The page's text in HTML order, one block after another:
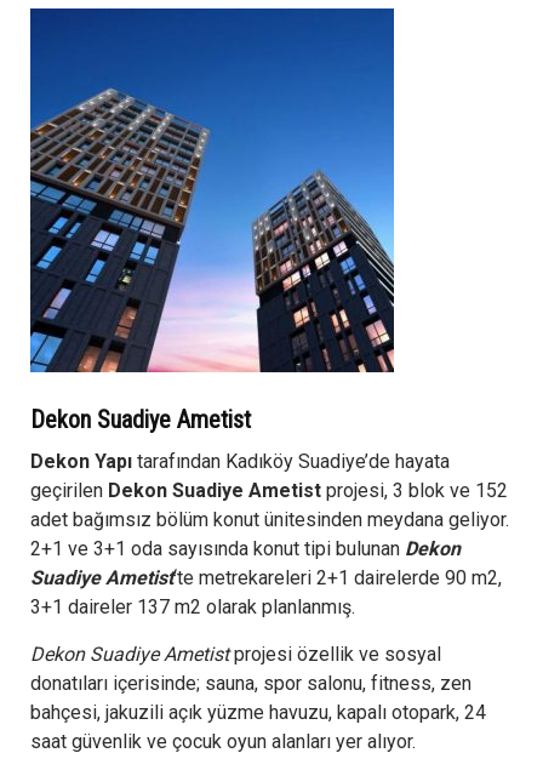
Dekon Suadiye Ametist
Dekon Yapı tarafından Kadıköy Suadiye’de hayata
geçirilen Dekon Suadiye Ametist projesi, 3 blok ve 152
adet bağımsız bölüm konut ünitesinden meydana geliyor.
2+1 ve 3+1 oda sayısında konut tipi bulunan Dekon
Suadiye Ametist‘te metrekareleri 2+1 dairelerde 90 m2,
3+1 daireler 137 m2 olarak planlanmış.
Dekon Suadiye Ametistprojesi özellik ve sosyal
donatıları içerisinde; sauna, spor salonu, fitness, zen
bahçesi, jakuzili açık yüzme havuzu, kapalı otopark, 24
saat güvenlik ve çocuk oyun alanları yer alıyor.